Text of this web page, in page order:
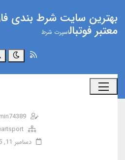
بهترین سایت شرط بندی
معتبر فوتبالاسپرت شرط
جستجو
دسامبر 11, 2025